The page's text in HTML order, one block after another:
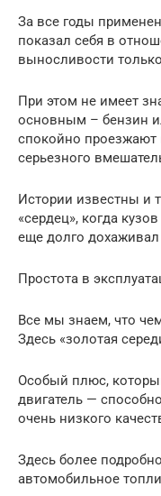
За все годы
показал себя в
выносливости
При этом не имеет
основным – бензин
спокойно проезжают
серьезного
Истории известны и
«сердец», когда
еще долго
Простота в
Все мы знаем, что
Здесь «золотая
Особый плюс,
двигатель —
очень низкого
Здесь более
автомобильное